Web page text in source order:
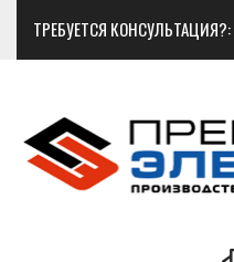
ТРЕБУЕТСЯ КОНСУЛЬТАЦИЯ?: